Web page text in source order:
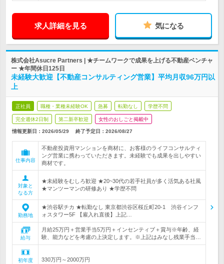
求人詳細を見る 気になる
株式会社Asucre Partners | ★チームワークで成果を上げる不動産ベンチャ
ー ★年間休日125日
未経験大歓迎【不動産コンサルティング営業】平均月収96万円以
上
正社員 職種・業種未経験OK 急募 転勤なし 学歴不問
完全週休2日制 第二新卒歓迎 女性のおしごと掲載中
情報更新日：2026/05/29 終了予定日： 2026/08/27
仕事内容
不動産投資用マンションを商材に、お客様のライフコンサルティ
ング営業に携わっていただきます。未経験でも成果を出しやすい
商材です。
対象と
なる方
★未経験をむしろ歓迎 ★20~30代の若手社員が多く活気ある社風
★マンツーマンの研修あり ★学歴不問
勤務地
★渋谷駅チカ ★転勤なし 東京都渋谷区桜丘町20-1 渋谷インフ
ォスタワー5F 【雇入れ直後】上記…
給与
月給25万円＋営業手当5万円＋インセンティブ＋賞与※年齢、経
験、能力などを考慮の上決定します。※上記はみなし残業手当…
初年度
330万円～2000万円